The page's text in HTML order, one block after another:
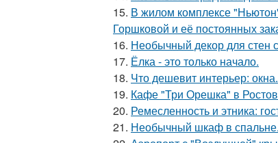
15. В жилом комплексе
Горшковой и её постоянных
16. Необычный декор для стен
17. Ёлка - это только начало.
18. Что дешевит интерьер: окна.
19. Кафе "Три Орешка" в
20. Ремесленность и этника:
21. Необычный шкаф в спальне.